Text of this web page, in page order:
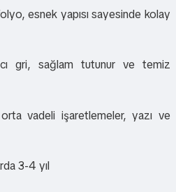
esnek yapısı sayesinde kolay
gri, sağlam tutunur ve temiz
vadeli işaretlemeler, yazı ve
3-4 yıl